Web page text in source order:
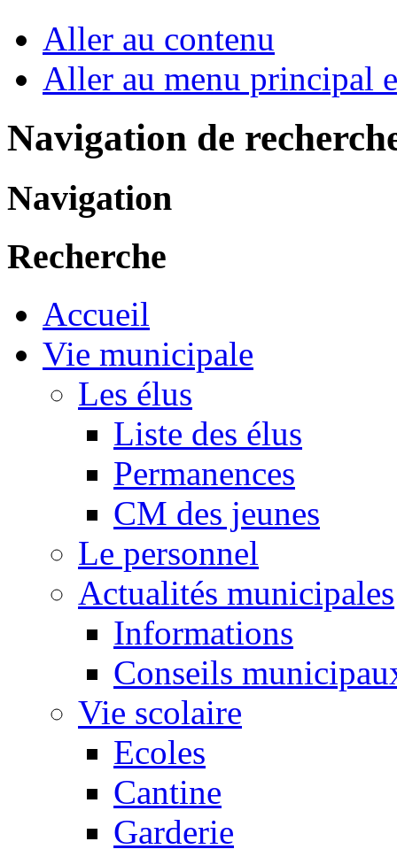
Aller au contenu
Aller au menu principal
Navigation de
Navigation
Recherche
Accueil
Vie municipale
Les élus
Liste des élus
Permanences
CM des jeunes
Le personnel
Actualités municipales
Informations
Conseils
Vie scolaire
Ecoles
Cantine
Garderie